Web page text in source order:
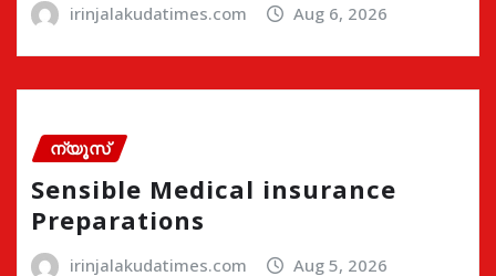
irinjalakudatimes.com Aug 6, 2026
ന്യൂസ്
Sensible Medical insurance
Preparations
irinjalakudatimes.com Aug 5, 2026